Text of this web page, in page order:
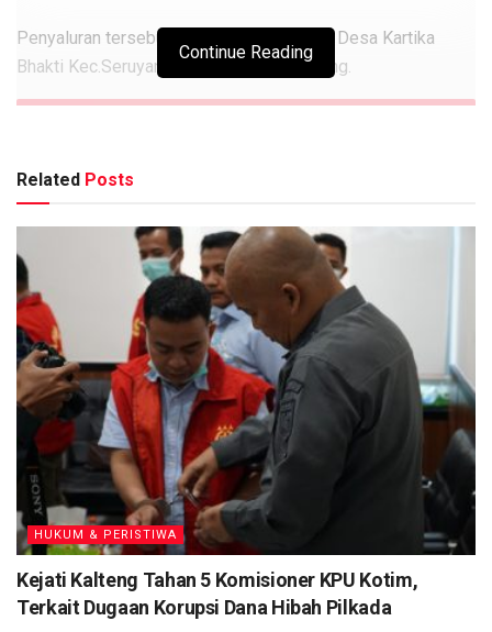
Penyaluran tersebut dilaksanakan di balai Desa Kartika
Bhakti Kec.Seruyan Hilir Timur Prov. kalteng.
Kejati Kalteng Tahan 5 Komisioner KPU Kotim, Terkait
Kapolres: Pembagian 500 Bendera Merah Putih ke
Pengguna Jalan Bentuk Ajakan Menumbuhkan
Semangat Nasionalisme
Satlantas Polresta Palangka Raya Rutin Tebar
Kepedulian Lewat Program 1 Hari 1 Kebaikan
Tragedi di Jalan Tjilik Riwut Kotim, Ibu dan Anak
Meregang Nyawa Tertimpa Truk
Penerima BST yang diperuntukan bagi masyarakat yang
terdampak akibat wabah covid-19 di Desa Kartika Bhakti
masing-masing Kepala Keluarga (KK) menerima Rp.300.000
berupa uang tunai.
Kapolsek Seruyan Hilir AKP Setiyono yang dikonfirmasi
secara terpisah mengatakan, penyaluran dana BST kepada
Continue Reading
Related Posts
HUKUM & PERISTIWA
Kejati Kalteng Tahan 5 Komisioner KPU Kotim,
Terkait Dugaan Korupsi Dana Hibah Pilkada